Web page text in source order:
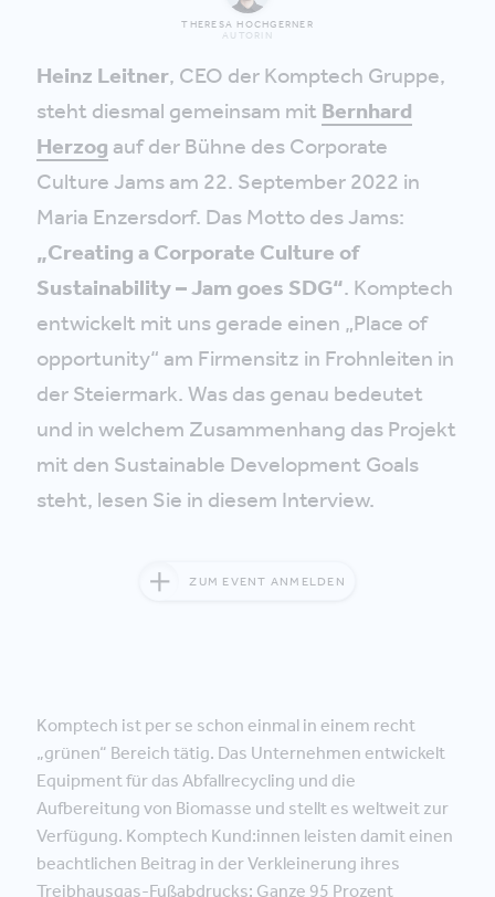
THERESA HOCHGERNER
AUTORIN
Heinz Leitner, CEO der Komptech Gruppe,
steht diesmal gemeinsam mit Bernhard
Herzog auf der Bühne des Corporate
Culture Jams am 22. September 2022 in
Maria Enzersdorf. Das Motto des Jams:
„Creating a Corporate Culture of
Sustainability – Jam goes SDG“. Komptech
entwickelt mit uns gerade einen „Place of
opportunity“ am Firmensitz in Frohnleiten in
der Steiermark. Was das genau bedeutet
und in welchem Zusammenhang das Projekt
mit den Sustainable Development Goals
steht, lesen Sie in diesem Interview.
ZUM EVENT ANMELDEN
Komptech ist per se schon einmal in einem recht
„grünen“ Bereich tätig. Das Unternehmen entwickelt
Equipment für das Abfallrecycling und die
Aufbereitung von Biomasse und stellt es weltweit zur
Verfügung. Komptech Kund:innen leisten damit einen
beachtlichen Beitrag in der Verkleinerung ihres
Treibhausgas-Fußabdrucks: Ganze 95 Prozent